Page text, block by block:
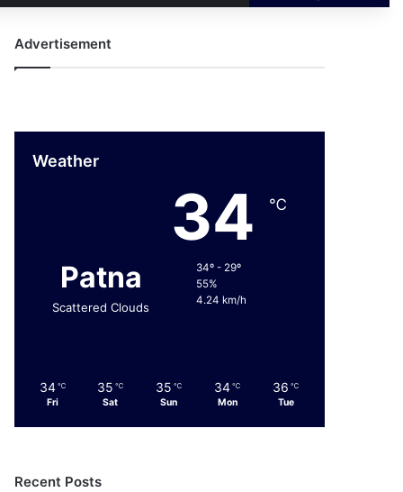
for
Advertisement
Weather
Patna
Scattered Clouds
34 ℃
34º - 29º
55%
4.24 km/h
34 ℃
Fri
35 ℃
Sat
35 ℃
Sun
34 ℃
Mon
36 ℃
Tue
Recent Posts